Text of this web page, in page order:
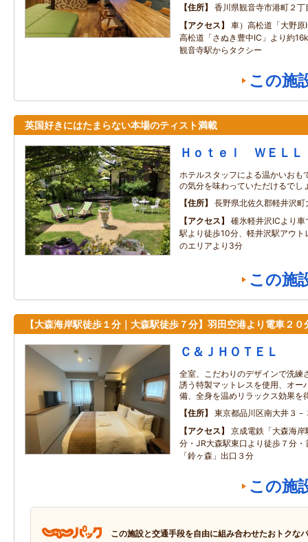
住所
香川県観音寺市港町２丁
アクセス
車）高松道「大野
高松道「さぬき豊中IC」より約
観音寺駅からタクシー
この施
英国好きにはたまらない本場のティスト満載
Ｈｏｔｅｌ ＷＥＬＬ
ホテルスタッフによる温かいおも
の気分を味わっていただけるでし
住所
長野県北佐久郡軽井沢
アクセス
碓氷軽井沢ICより
駅より徒歩10分、軽井沢駅アウト
のエリアより3分
この施
【大森海岸駅徒歩１分｜大森駅徒歩７分】羽田空港より電車２０
Ｃ＆ＪＨＯＴＥＬ
全室、こだわりのデザインで洗練
誘う特製マットレスを使用、オー
備、全身を温めリラックス効果を
住所
東京都品川区南大井３－
アクセス
京成電鉄「大森海
分・JR大森駅東口より徒歩７分・
「鈴ヶ森」出口３分
この施
この施設と交通手段を自由に組み合わせたおトクな